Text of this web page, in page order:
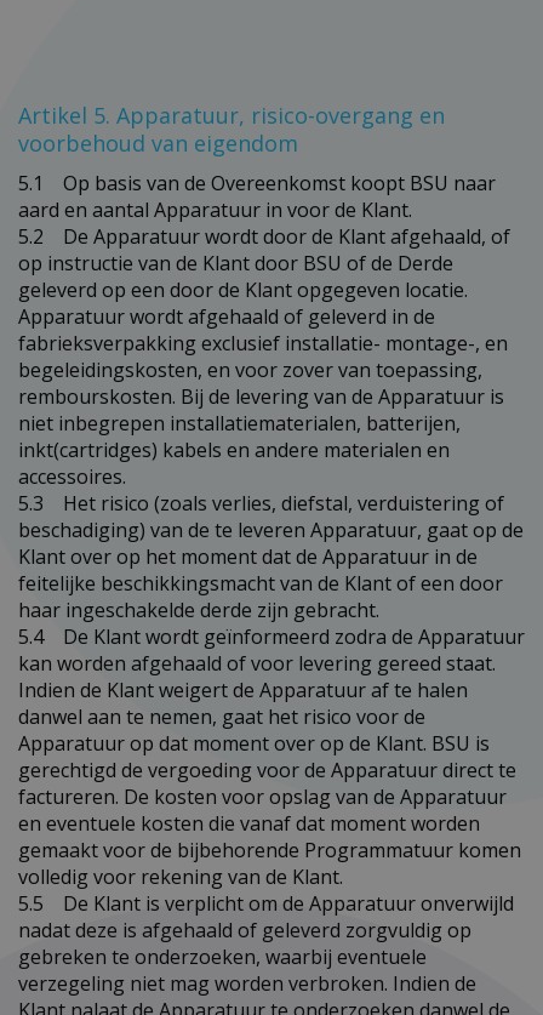
Artikel 5. Apparatuur, risico-overgang en
voorbehoud van eigendom
5.1 Op basis van de Overeenkomst koopt BSU naar
aard en aantal Apparatuur in voor de Klant.
5.2 De Apparatuur wordt door de Klant afgehaald, of
op instructie van de Klant door BSU of de Derde
geleverd op een door de Klant opgegeven locatie.
Apparatuur wordt afgehaald of geleverd in de
fabrieksverpakking exclusief installatie- montage-, en
begeleidingskosten, en voor zover van toepassing,
rembourskosten. Bij de levering van de Apparatuur is
niet inbegrepen installatiematerialen, batterijen,
inkt(cartridges) kabels en andere materialen en
accessoires.
5.3 Het risico (zoals verlies, diefstal, verduistering of
beschadiging) van de te leveren Apparatuur, gaat op de
Klant over op het moment dat de Apparatuur in de
feitelijke beschikkingsmacht van de Klant of een door
haar ingeschakelde derde zijn gebracht.
5.4 De Klant wordt geïnformeerd zodra de Apparatuur
kan worden afgehaald of voor levering gereed staat.
Indien de Klant weigert de Apparatuur af te halen
danwel aan te nemen, gaat het risico voor de
Apparatuur op dat moment over op de Klant. BSU is
gerechtigd de vergoeding voor de Apparatuur direct te
factureren. De kosten voor opslag van de Apparatuur
en eventuele kosten die vanaf dat moment worden
gemaakt voor de bijbehorende Programmatuur komen
volledig voor rekening van de Klant.
5.5 De Klant is verplicht om de Apparatuur onverwijld
nadat deze is afgehaald of geleverd zorgvuldig op
gebreken te onderzoeken, waarbij eventuele
verzegeling niet mag worden verbroken. Indien de
Klant nalaat de Apparatuur te onderzoeken danwel de